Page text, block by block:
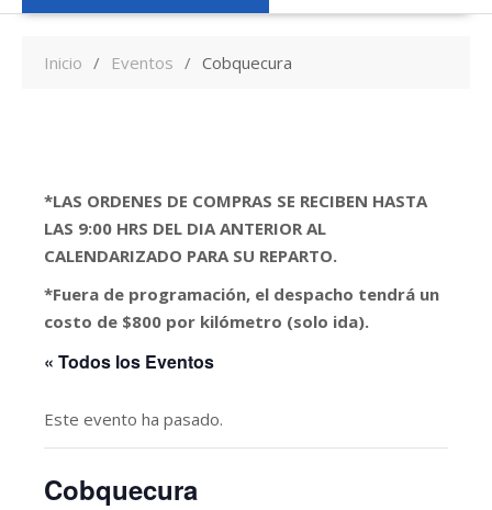
Inicio Eventos Cobquecura
*LAS ORDENES DE COMPRAS SE RECIBEN HASTA
LAS 9:00 HRS DEL DIA ANTERIOR AL
CALENDARIZADO PARA SU REPARTO.
*Fuera de programación, el despacho tendrá un
costo de $800 por kilómetro (solo ida).
« Todos los Eventos
Este evento ha pasado.
Cobquecura